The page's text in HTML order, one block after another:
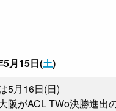
5月15日(土)
5月16日(日)
阪がACL TWo決勝進出